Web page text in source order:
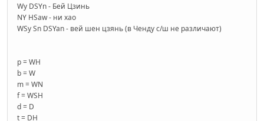
Wy DSYn - Бей Цзинь
NY HSaw - ни хао
WSy Sn DSYan - вей шен цзянь (в Ченду с/ш не различают)
p = WH
b = W
m = WN
f = WSH
d = D
t = DH